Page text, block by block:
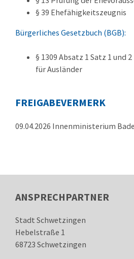
§ 39 Ehefähigkeitszeugnis
Bürgerliches Gesetzbuch (BGB):
§ 1309 Absatz 1 Satz 1 und
für Ausländer
FREIGABEVERMERK
09.04.2026 Innenministerium
ANSPRECHPARTNER
Stadt Schwetzingen
Hebelstraße 1
68723 Schwetzingen